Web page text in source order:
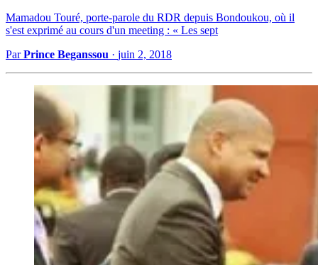
Mamadou Touré, porte-parole du RDR depuis Bondoukou, où il
s'est exprimé au cours d'un meeting : « Les sept
ParPrince Beganssou · juin 2, 2018